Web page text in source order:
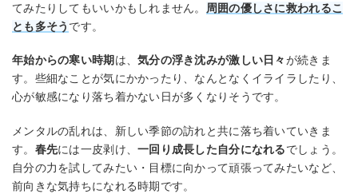
てみたりしてもいいかもしれません。 周囲の優しさに救われるこ
とも多そう です。
年始からの寒い時期 は、気分の浮き沈みが激しい日々が続きま
す。些細なことが気にかかったり、なんとなくイライラしたり、
心が敏感になり落ち着かない日が多くなりそうです。
メンタルの乱れは、新しい季節の訪れと共に落ち着いていきま
す。 春先には一皮剥け、一回り成長した自分になれるでしょう。
自分の力を試してみたい・目標に向かって頑張ってみたいなど、
前向きな気持ちになれる時期です。